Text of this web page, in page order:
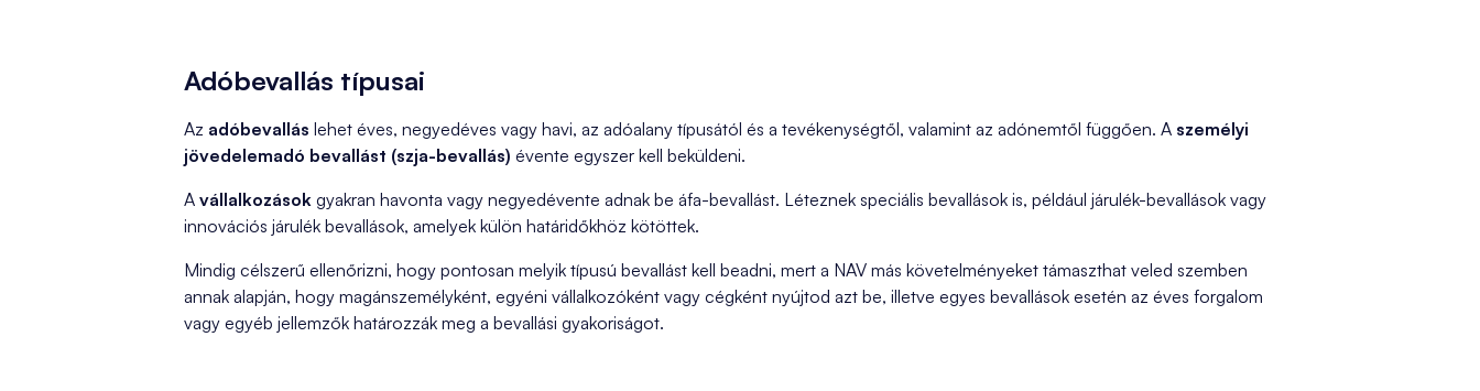
Adóbevallás típusai
Az adóbevallás lehet éves, negyedéves vagy havi, az adóalany típusától és a tevékenységtől, valamint az adónemtől függően. A személyi
jövedelemadó bevallást (szja-bevallás) évente egyszer kell beküldeni.
A vállalkozások gyakran havonta vagy negyedévente adnak be áfa-bevallást. Léteznek speciális bevallások is, például járulék-bevallások vagy
innovációs járulék bevallások, amelyek külön határidőkhöz kötöttek.
Mindig célszerű ellenőrizni, hogy pontosan melyik típusú bevallást kell beadni, mert a NAV más követelményeket támaszthat veled szemben
annak alapján, hogy magánszemélyként, egyéni vállalkozóként vagy cégként nyújtod azt be, illetve egyes bevallások esetén az éves forgalom
vagy egyéb jellemzők határozzák meg a bevallási gyakoriságot.